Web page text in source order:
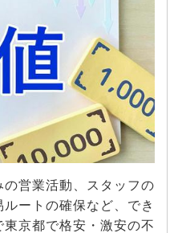
営業活動、スタッフの
ートの確保など、でき
京都で格安・激安の不